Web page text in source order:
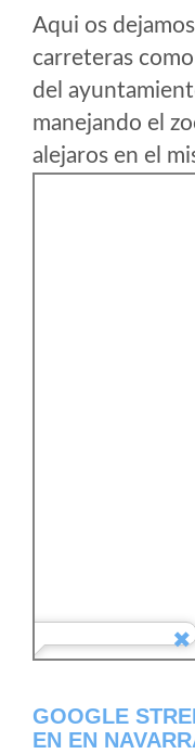
Aqui os
carreteras
del
manejando el
alejaros en el
GOOGLE
EN EN